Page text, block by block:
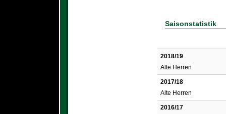
Saisonstatistik
2018/19
Alte Herren
2017/18
Alte Herren
2016/17